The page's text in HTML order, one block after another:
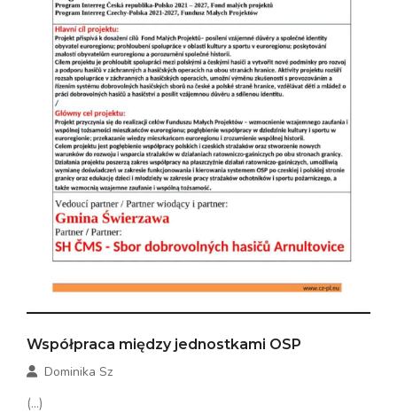
Współpraca między jednostkami OSP
Dominika Sz
(...)